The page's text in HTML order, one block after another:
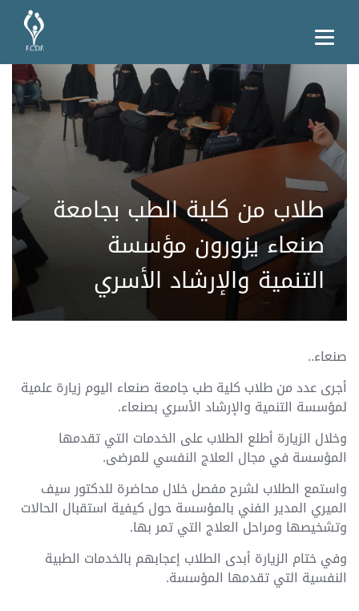
طلاب من كلية الطب بجامعة
صنعاء يزورون مؤسسة
التنمية والإرشاد الأسري
صنعاء..
أجرى عدد من طلاب كلية طب جامعة صنعاء اليوم زيارة علمية
لمؤسسة التنمية والإرشاد الأسري بصنعاء.
وخلال الزيارة أطلع الطلاب على الخدمات التي تقدمها
المؤسسة في مجال العلاج النفسي للمرضى.
واستمع الطلاب لشرح مفصل خلال محاضرة للدكتور سيف
الميري المدير الفني بالمؤسسة حول كيفية استقبال الحالات
وتشخيصها ومراحل العلاج التي تمر بها.
وفي ختام الزيارة أبدى الطلاب إعجابهم بالخدمات الطبية
النفسية التي تقدمها المؤسسة.